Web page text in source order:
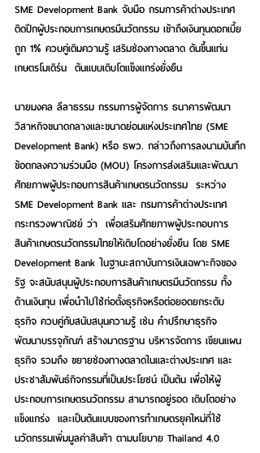
SME Development Bank จับมือ กรมการค้าต่างประเทศ
ติดปีกผู้ประกอบการเกษตรมีนวัตกรรม เข้าถึงเงินทุนดอกเบี้ย
ถูก 1% ควบคู่เติมความรู้ เสริมช่องทางตลาด ดันขึ้นแท่น
เกษตรโมเดิร์น  ต้นแบบเติบโตแข็งแกร่งยั่งยืน
นายมงคล ลีลาธรรม กรรมการผู้จัดการ ธนาคารพัฒนา
วิสาหกิจขนาดกลางและขนาดย่อมแห่งประเทศไทย (SME
Development Bank) หรือ ธพว. กล่าวถึงการลงนามบันทึก
ข้อตกลงความร่วมมือ (MOU) โครงการส่งเสริมและพัฒนา
ศักยภาพผู้ประกอบการสินค้าเกษตรนวัตกรรม  ระหว่าง
SME Development Bank และ กรมการค้าต่างประเทศ
กระทรวงพาณิชย์ ว่า  เพื่อเสริมศักยภาพผู้ประกอบการ
สินค้าเกษตรนวัตกรรมไทยให้เติบโตอย่างยั่งยืน โดย SME
Development Bank ในฐานะสถาบันการเงินเฉพาะกิจของ
รัฐ จะสนับสนุนผู้ประกอบการสินค้าเกษตรมีนวัตกรรม ทั้ง
ด้านเงินทุน เพื่อนำไปใช้ก่อตั้งธุรกิจหรือต่อยอดยกระดับ
ธุรกิจ ควบคู่กับสนับสนุนความรู้ เช่น คำปรึกษาธุรกิจ
พัฒนาบรรจุภัณฑ์ สร้างมาตรฐาน บริหารจัดการ เขียนแผน
ธุรกิจ รวมถึง ขยายช่องทางตลาดในและต่างประเทศ และ
ประชาสัมพันธ์กิจกรรมที่เป็นประโยชน์ เป็นต้น เพื่อให้ผู้
ประกอบการเกษตรนวัตกรรม สามารถอยู่รอด เติบโตอย่าง
แข็งแกร่ง  และเป็นต้นแบบของการทำเกษตรยุคใหม่ที่ใช้
นวัตกรรมเพิ่มมูลค่าสินค้า ตามนโยบาย Thailand 4.0